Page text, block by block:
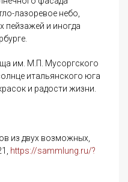
лазоревое небо,
пейзажей и иногда
им. М.П. Мусоргского
итальянского юга
и радости жизни.
из двух возможных,
https://sammlung.ru/?